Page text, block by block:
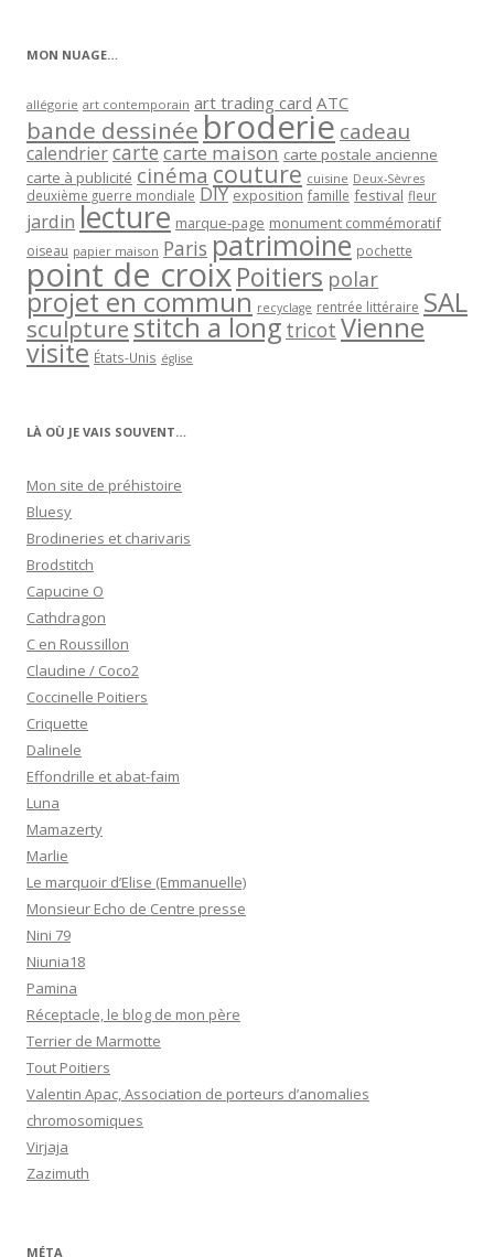
MON NUAGE…
allégorie art contemporain art trading card ATC
bande dessinée broderie cadeau
calendriercartecarte maison carte postale ancienne
carte à publicité cinéma couture cuisine Deux-Sèvres
deuxième guerre mondiale DIY exposition famille festival fleur
jardin lecture marque-page monument commémoratif
oiseau papier maison Paris patrimoine pochette
point de croixPoitiers polar
projet en commun recyclage rentrée littéraire SAL
sculpturestitch a long tricot Vienne
visite États-Unis église
LÀ OÙ JE VAIS SOUVENT…
Mon site de préhistoire
Bluesy
Brodineries et charivaris
Brodstitch
Capucine O
Cathdragon
C en Roussillon
Claudine / Coco2
Coccinelle Poitiers
Criquette
Dalinele
Effondrille et abat-faim
Luna
Mamazerty
Marlie
Le marquoir d’Elise (Emmanuelle)
Monsieur Echo de Centre presse
Nini 79
Niunia18
Pamina
Réceptacle, le blog de mon père
Terrier de Marmotte
Tout Poitiers
Valentin Apac, Association de porteurs d’anomalies
chromosomiques
Virjaja
Zazimuth
MÉTA